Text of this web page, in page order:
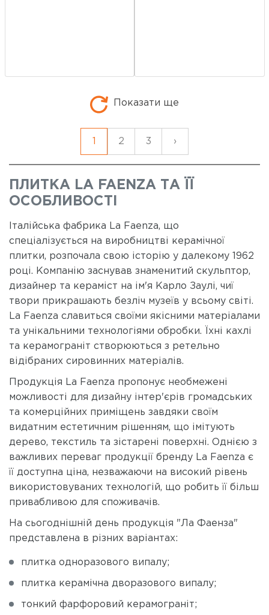
Показати ще
2 3 ›
ПЛИТКА LA FAENZA ТА ЇЇ
ОСОБЛИВОСТІ
Італійська фабрика La Faenza, що
спеціалізується на виробництві керамічної
плитки, розпочала свою історію у далекому 1962
році. Компанію заснував знаменитий скульптор,
дизайнер та кераміст на ім'я Карло Заулі, чиї
твори прикрашають безліч музеїв у всьому світі.
La Faenza славиться своїми якісними матеріалами
та унікальними технологіями обробки. Їхні кахлі
та керамограніт створюються з ретельно
відібраних сировинних матеріалів.
Продукція La Faenza пропонує необмежені
можливості для дизайну інтер'єрів громадських
та комерційних приміщень завдяки своїм
видатним естетичним рішенням, що імітують
дерево, текстиль та зістарені поверхні. Однією з
важливих переваг продукції бренду La Faenza є
її доступна ціна, незважаючи на високий рівень
використовуваних технологій, що робить її більш
привабливою для споживачів.
На сьогоднішній день продукція "Ла Фаенза"
представлена в різних варіантах:
плитка одноразового випалу;
плитка керамічна дворазового випалу;
тонкий фарфоровий керамограніт;